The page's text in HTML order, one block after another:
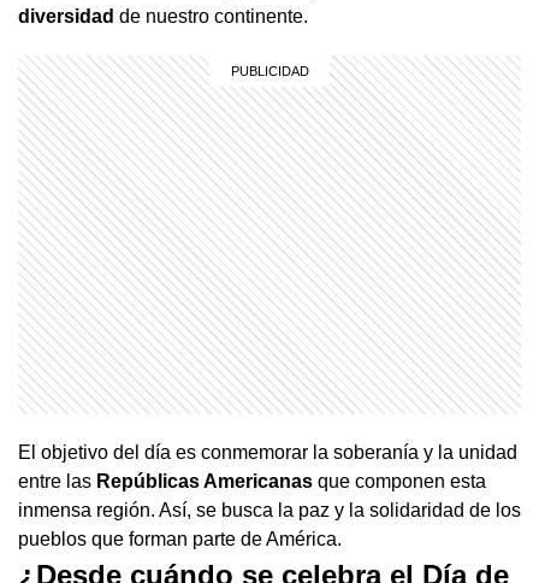
diversidad de nuestro continente.
El objetivo del día es conmemorar la soberanía y la unidad
entre las Repúblicas Americanas que componen esta
inmensa región. Así, se busca la paz y la solidaridad de los
pueblos que forman parte de América.
¿Desde cuándo se celebra el Día de